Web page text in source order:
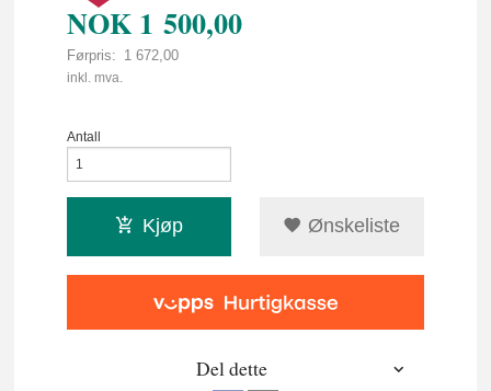
NOK 1 500,00
Førpris: 1 672,00
Rabatt
inkl. mva.
Antall
Kjøp Ønskeliste
Del dette